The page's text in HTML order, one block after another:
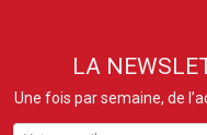
LA
Une fois par semaine, de